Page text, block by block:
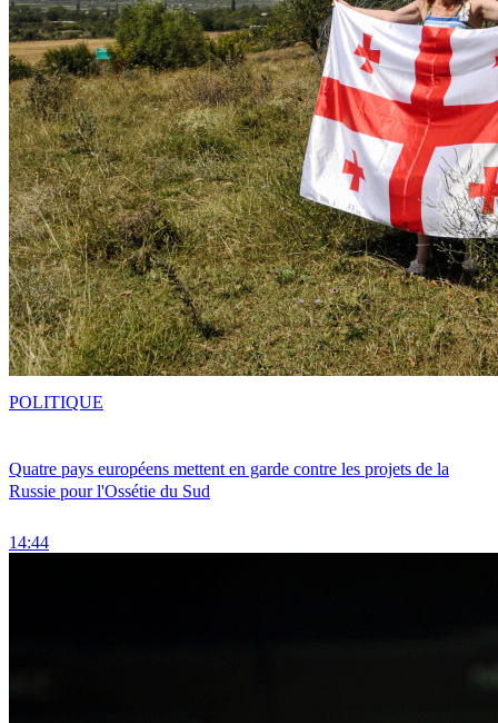
Quatre pays européens mettent en garde contre les projets de la
Russie pour l'Ossétie du Sud
14:44
POLITIQUE